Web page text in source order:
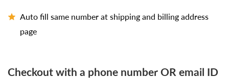
Auto fill same number at shipping and billing address
page
Checkout with a phone number OR email ID